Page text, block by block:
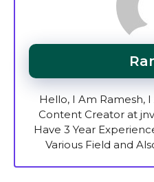
Hello, I Am Ramesh,
Content Creator at
Have 3 Year
Various Field and